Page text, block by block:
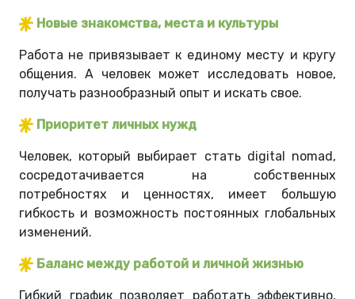
Новые знакомства, места и культуры
Работа не привязывает к единому месту и кругу
общения. А человек может исследовать новое,
получать разнообразный опыт и искать свое.
Приоритет личных нужд
Человек, который выбирает стать digital nomad,
сосредотачивается на собственных
потребностях и ценностях, имеет большую
гибкость и возможность постоянных глобальных
изменений.
Баланс между работой и личной жизнью
Гибкий график позволяет работать эффективно,